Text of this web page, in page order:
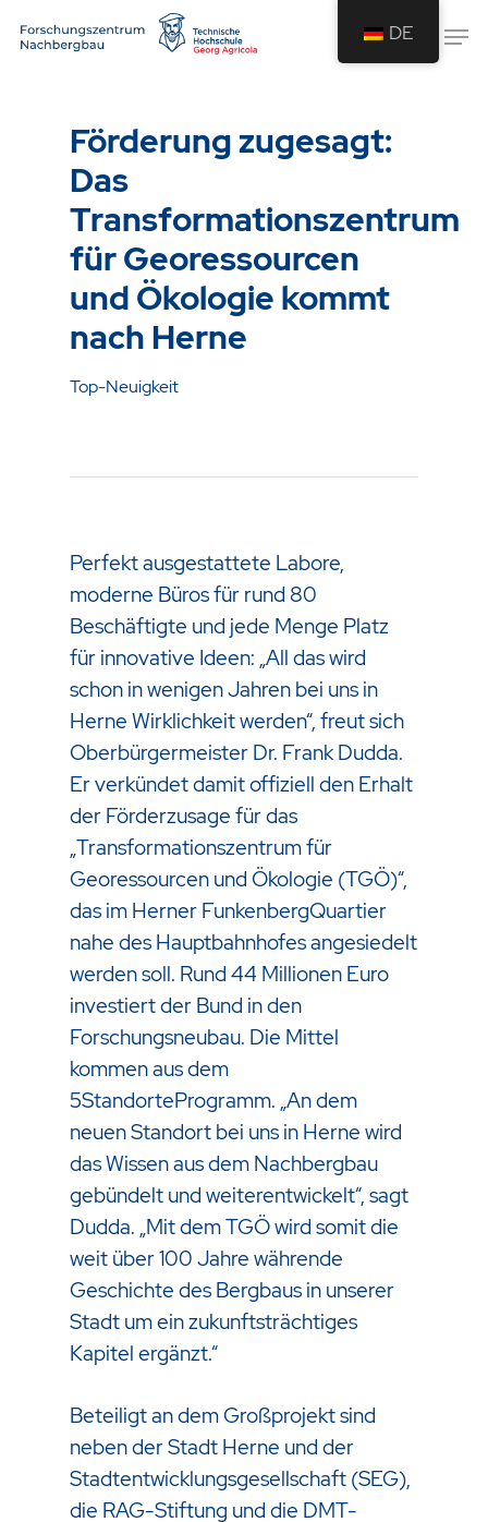
starten oder ESC um die Suche zu
schließen.
Förderung zugesagt:
Das
Transformationszentrum
für Georessourcen
und Ökologie kommt
nach Herne
Top-Neuigkeit
Perfekt ausgestattete Labore,
moderne Büros für rund 80
Beschäftigte und jede Menge Platz
für innovative Ideen: „All das wird
schon in wenigen Jahren bei uns in
Herne Wirklichkeit werden“, freut sich
Oberbürgermeister Dr. Frank Dudda.
Er verkündet damit offiziell den Erhalt
der Förderzusage für das
„Transformationszentrum für
Georessourcen und Ökologie (TGÖ)“,
das im Herner FunkenbergQuartier
nahe des Hauptbahnhofes angesiedelt
werden soll. Rund 44 Millionen Euro
investiert der Bund in den
Forschungsneubau. Die Mittel
kommen aus dem
5StandorteProgramm. „An dem
neuen Standort bei uns in Herne wird
das Wissen aus dem Nachbergbau
gebündelt und weiterentwickelt“, sagt
Dudda. „Mit dem TGÖ wird somit die
weit über 100 Jahre währende
Geschichte des Bergbaus in unserer
Stadt um ein zukunftsträchtiges
Kapitel ergänzt.“
Beteiligt an dem Großprojekt sind
neben der Stadt Herne und der
Stadtentwicklungsgesellschaft (SEG),
die RAG-Stiftung und die DMT-
DE